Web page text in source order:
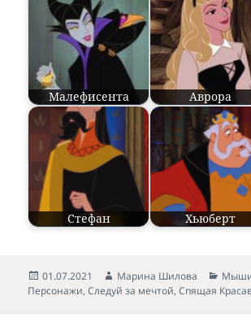
Малефисента Аврора
Стефан Хьюберт
Опубликовано
01.07.2021 Автор
Марина Шилова
Персонажи,Следуй за мечтой,Спящая